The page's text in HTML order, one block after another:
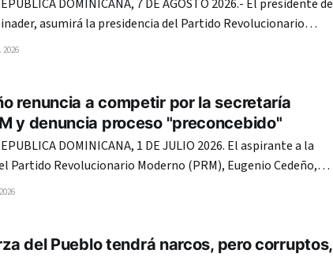
DOMINICANA, 7 DE AGOSTO 2026.- El presidente de
asumirá la presidencia del Partido Revolucionario
período 2026-2028, encabezando una plancha de consenso
2026
renuncia a competir por la secretaría
y denuncia proceso "preconcebido"
DOMINICANA, 1 DE JULIO 2026. El aspirante a la
Partido Revolucionario Moderno (PRM), Eugenio Cedeño,
a esa posición por considerar que el elegido de la
del Pueblo tendrá narcos, pero corruptos,